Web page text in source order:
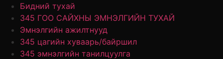
Бидний тухай
345 ГОО САЙХНЫ ЭМНЭЛГИЙН ТУХАЙ
Эмнэлгийн ажилтнууд
345 цагийн хуваарь/байршил
345 эмнэлгийн танилцуулга